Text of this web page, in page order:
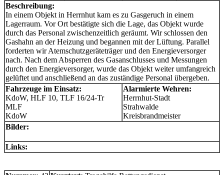
Beschreibung:
In einem Objekt in Herrnhut kam es zu Gasgeruch in einem
Lagerraum. Vor Ort bestätigte sich die Lage, das Objekt wurde
durch das Personal zwischenzeitlich geräumt. Wir schlossen den
Gashahn an der Heizung und begannen mit der Lüftung. Parallel
forderten wir Atemschutzgeräteträger und den Energieversorger
nach. Nach dem Absperren des Gasanschlusses und Messungen
durch den Energieversorger, wurde das Objekt weiter umfangreich
gelüftet und anschließend an das zuständige Personal übergeben.
Fahrzeuge im Einsatz:
KdoW, HLF 10, TLF 16/24-Tr
MLF
KdoW
Alarmierte Wehren:
Herrnhut-Stadt
Strahwalde
Kreisbrandmeister
Bilder:
Links: